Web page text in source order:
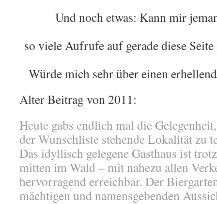
Und noch etwas: Kann mir
so viele Aufrufe auf gerade diese
Würde mich sehr über einen
Alter Beitrag von 2011:
Heute gabs endlich mal die
der Wunschliste stehende Lokalität zu
Das idyllisch gelegene Gasthaus ist
mitten im Wald – mit nahezu allen
hervorragend erreichbar. Der
mächtigen und namensgebenden